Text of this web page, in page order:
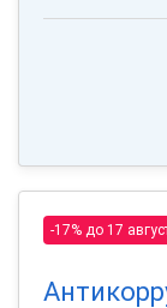
-17% до 17